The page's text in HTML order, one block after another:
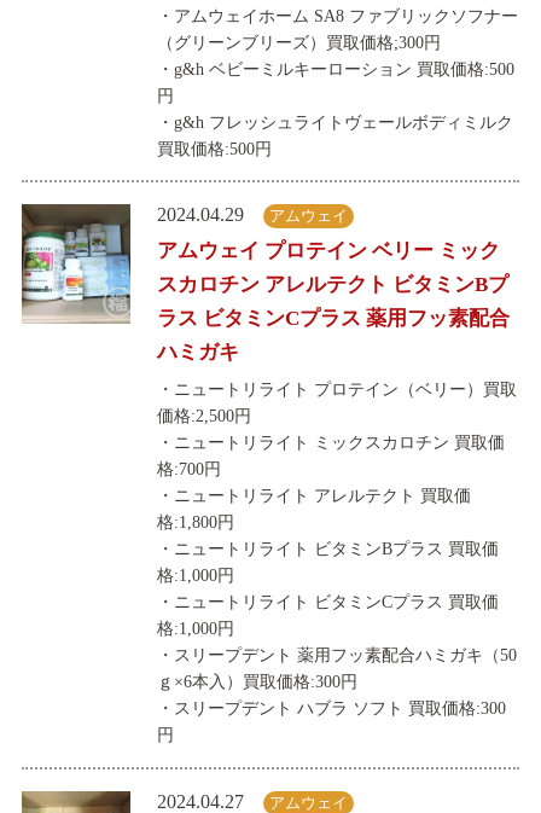
・アムウェイホーム SA8 ファブリックソフナー
（グリーンブリーズ）買取価格;300円
・g&h ベビーミルキーローション 買取価格:500
円
・g&h フレッシュライトヴェールボディミルク
買取価格:500円
2024.04.29 アムウェイ
アムウェイ プロテイン ベリー ミック
スカロチン アレルテクト ビタミンBプ
ラス ビタミンCプラス 薬用フッ素配合
ハミガキ
・ニュートリライト プロテイン（ベリー）買取
価格:2,500円
・ニュートリライト ミックスカロチン 買取価
格:700円
・ニュートリライト アレルテクト 買取価
格:1,800円
・ニュートリライト ビタミンBプラス 買取価
格:1,000円
・ニュートリライト ビタミンCプラス 買取価
格:1,000円
・スリープデント 薬用フッ素配合ハミガキ（50
ｇ×6本入）買取価格:300円
・スリープデント ハブラ ソフト 買取価格:300
円
2024.04.27 アムウェイ